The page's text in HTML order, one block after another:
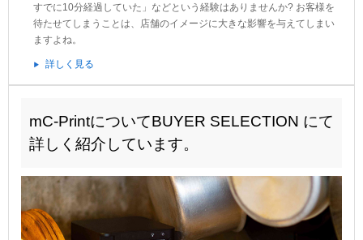
すでに10分経過していた」などという経験はありませんか? お客様を
待たせてしまうことは、店舗のイメージに大きな影響を与えてしまい
ますよね。
詳しく見る
mC-PrintについてBUYER SELECTION にて
詳しく紹介しています。